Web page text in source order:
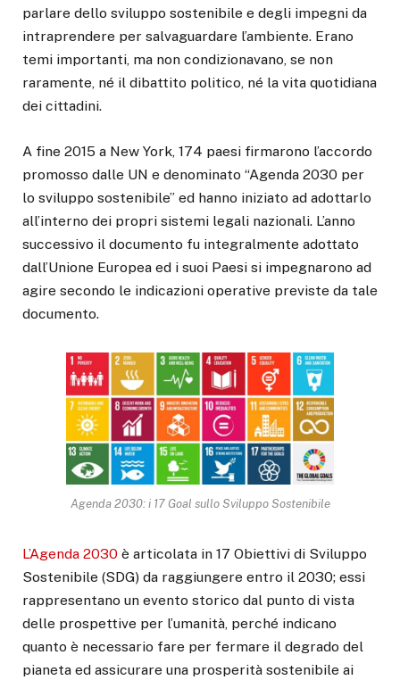
parlare dello sviluppo sostenibile e degli impegni da
intraprendere per salvaguardare l’ambiente. Erano
temi importanti, ma non condizionavano, se non
raramente, né il dibattito politico, né la vita quotidiana
dei cittadini.
A fine 2015 a New York, 174 paesi firmarono l’accordo
promosso dalle UN e denominato “Agenda 2030 per
lo sviluppo sostenibile” ed hanno iniziato ad adottarlo
all’interno dei propri sistemi legali nazionali. L’anno
successivo il documento fu integralmente adottato
dall’Unione Europea ed i suoi Paesi si impegnarono ad
agire secondo le indicazioni operative previste da tale
documento.
Agenda 2030: i 17 Goal sullo Sviluppo Sostenibile
L’Agenda 2030 è articolata in 17 Obiettivi di Sviluppo
Sostenibile (SDG) da raggiungere entro il 2030; essi
rappresentano un evento storico dal punto di vista
delle prospettive per l’umanità, perché indicano
quanto è necessario fare per fermare il degrado del
pianeta ed assicurare una prosperità sostenibile ai